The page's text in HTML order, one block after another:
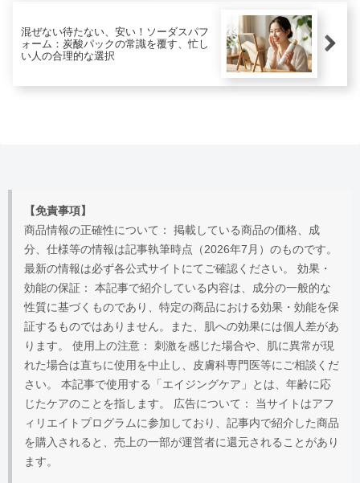
混ぜない待たない、安い！ソーダスパフ
ォーム：炭酸パックの常識を覆す、忙し
い人の合理的な選択
【免責事項】
商品情報の正確性について： 掲載している商品の価格、成
分、仕様等の情報は記事執筆時点（2026年7月）のものです。
最新の情報は必ず各公式サイトにてご確認ください。 効果・
効能の保証： 本記事で紹介している内容は、成分の一般的な
性質に基づくものであり、特定の商品における効果・効能を保
証するものではありません。また、肌への効果には個人差があ
ります。 使用上の注意： 刺激を感じた場合や、肌に異常が現
れた場合は直ちに使用を中止し、皮膚科専門医等にご相談くだ
さい。 本記事で使用する「エイジングケア」とは、年齢に応
じたケアのことを指します。 広告について： 当サイトはアフ
ィリエイトプログラムに参加しており、記事内で紹介した商品
を購入されると、売上の一部が運営者に還元されることがあり
ます。